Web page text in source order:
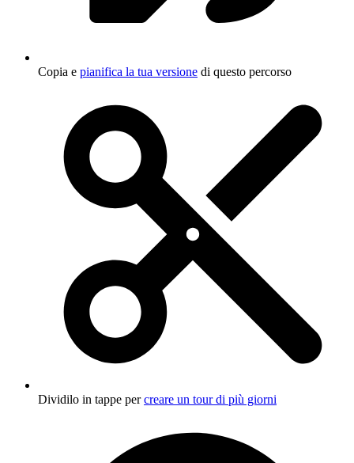
Copia e pianifica la tua versione di questo percorso
Dividilo in tappe percreare un tour di più giorni